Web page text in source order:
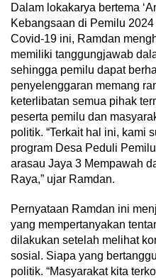
Dalam lokakarya bertema
Kebangsaan di Pemilu
Covid-19 ini, Ramdan
memiliki tanggungjawab
sehingga pemilu dapat
penyelenggaran memang
keterlibatan semua pihak
peserta pemilu dan
politik. “Terkait hal ini, kami
program Desa Peduli
arasau Jaya 3 Mempawah
Raya,” ujar Ramdan.
Pernyataan Ramdan ini
yang mempertanyakan
dilakukan setelah melihat
sosial. Siapa yang
politik. “Masyarakat kita